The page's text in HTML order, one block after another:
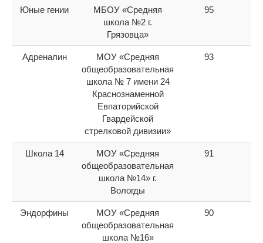
Юные гении
МБОУ «Средняя
школа №2 г.
Грязовца»
95
Адреналин
МОУ «Средняя
общеобразовательная
школа № 7 имени 24
Краснознаменной
Евпаторийской
Гвардейской
стрелковой дивизии»
93
Школа 14
МОУ «Средняя
общеобразовательная
школа №14» г.
Вологды
91
Эндорфины
МОУ «Средняя
общеобразовательная
школа №16»
90